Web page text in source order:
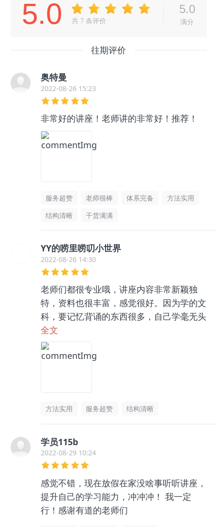
5.0 共 7 条评价
5.0
满分
往期评价
奥特曼
2022-08-26 15:23
非常好的讲座！老师讲的非常好！推荐！
服务超赞 老师很棒 体系完备
方法实用
结构清晰
干货满满
YY的唠里唠叨小世界
2022-08-26 14:30
老师们都很专业哦，讲座内容非常新颖独
特，资料也很丰富，感觉很好。因为学的文
科，要记忆背诵的东西很多，自己学毫无头
绪，和咨询老师聊了之后收获很大，逻辑框
架清晰了很多，总之很推荐👍🏻
全文
方法实用 服务超赞 结构清晰
学员115b
2022-08-29 10:24
感觉不错，现在放假在家没啥事听听讲座，
提升自己的学习能力，冲冲冲！ 我一定
行！感谢有道的老师们